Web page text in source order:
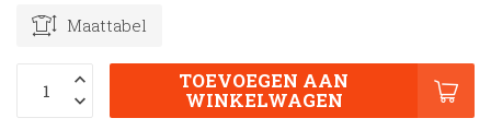
Maattabel
TOEVOEGEN AAN
WINKELWAGEN